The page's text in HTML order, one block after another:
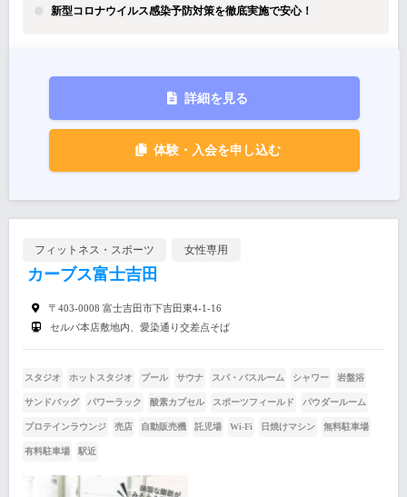
新型コロナウイルス感染予防対策を徹底実施で安心！
詳細を見る
体験・入会を申し込む
フィットネス・スポーツ 女性専用
カーブス富士吉田
〒403-0008 富士吉田市下吉田東4-1-16
セルバ本店敷地内、愛染通り交差点そば
スタジオ ホットスタジオ プール サウナ スパ・バスルーム シャワー 岩盤浴
サンドバッグ パワーラック 酸素カプセル スポーツフィールド パウダールーム
プロテインラウンジ 売店 自動販売機 託児場 Wi-Fi 日焼けマシン 無料駐車場
有料駐車場 駅近